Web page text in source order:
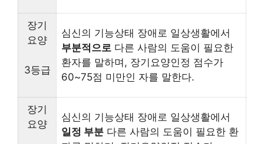
장기
요양
3등급
심신의 기능상태 장애로 일상생활에서
부분적으로 다른 사람의 도움이 필요한
환자를 말하며, 장기요양인정 점수가
60~75점 미만인 자를 말한다.
장기
요양
심신의 기능상태 장애로 일상생활에서
일정 부분 다른 사람의 도움이 필요한 환